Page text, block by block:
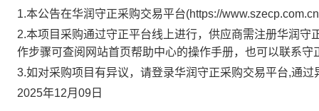
1.本公告在华润守正采购交易平台(https://
2.本项目采购通过守正平台线上进行，供应商需注册华润守
作步骤可查阅网站首页帮助中心的操作手册，也可以联系守
3.如对采购项目有异议，请登录华润守正采购交易平台,通过
2025年12月09日